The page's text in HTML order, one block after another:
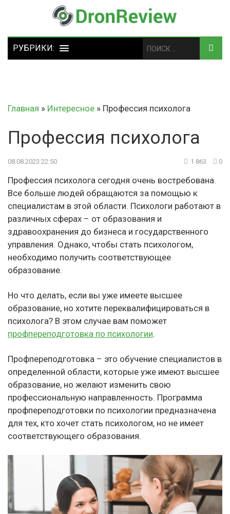
Главная » Интересное » Профессия психолога
Профессия психолога
08.08.2023 22:50 1 863 0
Профессия психолога сегодня очень востребована.
Все больше людей обращаются за помощью к
специалистам в этой области. Психологи работают в
различных сферах – от образования и
здравоохранения до бизнеса и государственного
управления. Однако, чтобы стать психологом,
необходимо получить соответствующее
образование.
Но что делать, если вы уже имеете высшее
образование, но хотите переквалифицироваться в
психолога? В этом случае вам поможет
профпереподготовка по психологии.
Профпереподготовка – это обучение специалистов в
определенной области, которые уже имеют высшее
образование, но желают изменить свою
профессиональную направленность. Программа
профпереподготовки по психологии предназначена
для тех, кто хочет стать психологом, но не имеет
соответствующего образования.